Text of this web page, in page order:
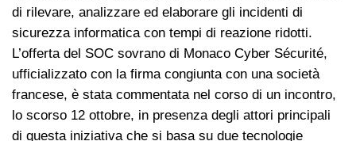
di rilevare, analizzare ed elaborare gli incidenti di
sicurezza informatica con tempi di reazione ridotti.
L’offerta del SOC sovrano di Monaco Cyber Sécurité,
ufficializzato con la firma congiunta con una società
francese, è stata commentata nel corso di un incontro,
lo scorso 12 ottobre, in presenza degli attori principali
di questa iniziativa che si basa su due tecnologie